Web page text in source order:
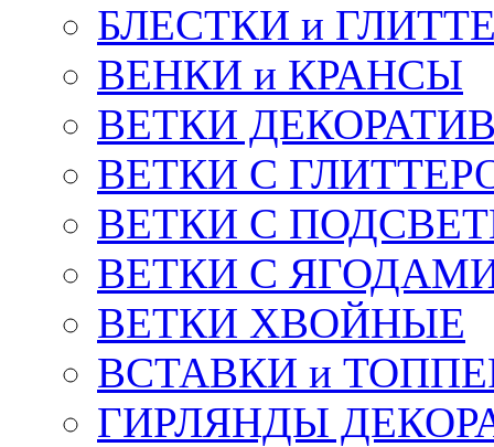
БЛЕСТКИ и
ВЕНКИ и КРАНСЫ
ВЕТКИ
ВЕТКИ С
ВЕТКИ С
ВЕТКИ С
ВЕТКИ ХВОЙНЫЕ
ВСТАВКИ и
ГИРЛЯНДЫ